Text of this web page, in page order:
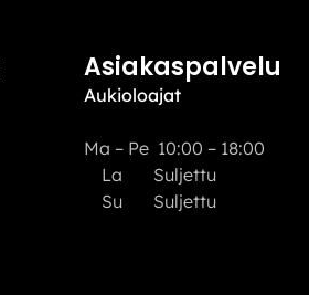
Asiakaspalvelu
Aukioloajat
Ma – Pe 10:00 – 18:00
La Suljettu
Su Suljettu